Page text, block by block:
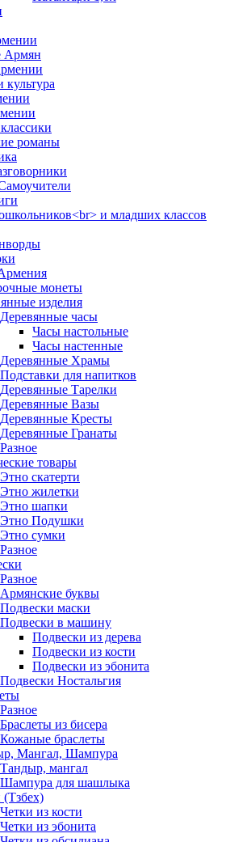
Армян
культура
романы
и младших классов
монеты
изделия
Деревянные часы
Часы настольные
Часы настенные
Деревянные Храмы
Подставки для напитков
Деревянные Тарелки
Деревянные Вазы
Деревянные Кресты
Деревянные Гранаты
Разное
товары
Этно скатерти
Этно жилетки
Этно шапки
Этно Подушки
Этно сумки
Разное
Разное
Армянские буквы
Подвески маски
Подвески в машину
Подвески из дерева
Подвески из кости
Подвески из эбонита
Подвески Ностальгия
Разное
Браслеты из бисера
Кожаные браслеты
Мангал, Шампура
Тандыр, мангал
Шампура для шашлыка
(Тзбех)
Четки из кости
Четки из эбонита